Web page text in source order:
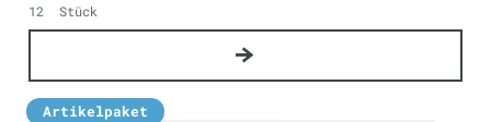
12 Stück
Artikelpaket